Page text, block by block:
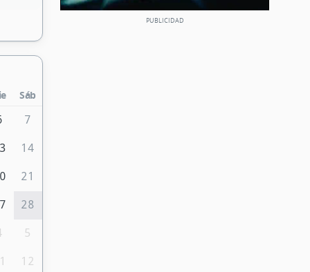
Sáb
7
14
21
28
5
12